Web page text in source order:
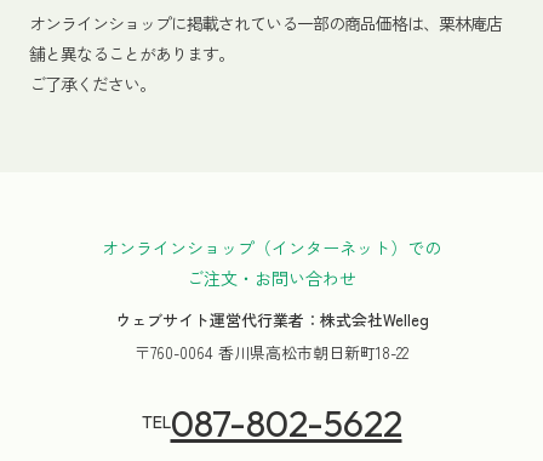
オンラインショップに掲載されている一部の商品価格は、栗林庵店
舗と異なることがあります。
ご了承ください。
オンラインショップ（インターネット）での
ご注文・お問い合わせ
ウェブサイト運営代行業者：株式会社Welleg
〒760-0064 香川県高松市朝日新町18-22
TEL087-802-5622